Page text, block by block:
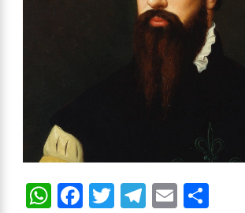
WhatsApp
Facebook
Twitter
Telegram
Email